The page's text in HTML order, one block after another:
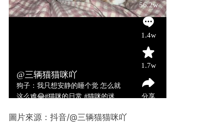
圖片來源：抖音/@三辆猫猫咪吖